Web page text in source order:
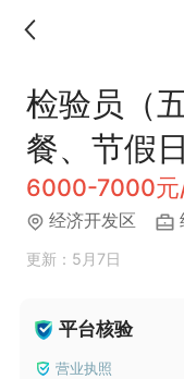
检验员（
餐、节假
6000-7000元
经济开发区
更新：5月7日
平台核验
营业执照